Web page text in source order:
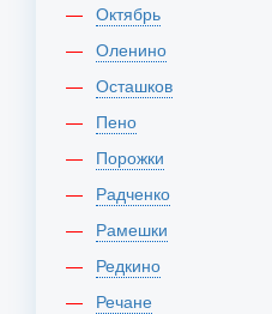
Октябрь
Оленино
Осташков
Пено
Порожки
Радченко
Рамешки
Редкино
Речане